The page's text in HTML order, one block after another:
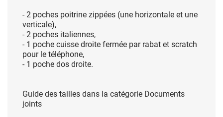
- 2 poches poitrine zippées (une horizontale et une
verticale),
- 2 poches italiennes,
- 1 poche cuisse droite fermée par rabat et scratch
pour le téléphone,
- 1 poche dos droite.
Guide des tailles dans la catégorie Documents
joints